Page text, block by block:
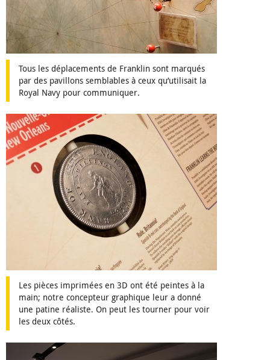
Tous les déplacements de Franklin sont marqués
par des pavillons semblables à ceux qu’utilisait la
Royal Navy pour communiquer.
Les pièces imprimées en 3D ont été peintes à la
main; notre concepteur graphique leur a donné
une patine réaliste. On peut les tourner pour voir
les deux côtés.